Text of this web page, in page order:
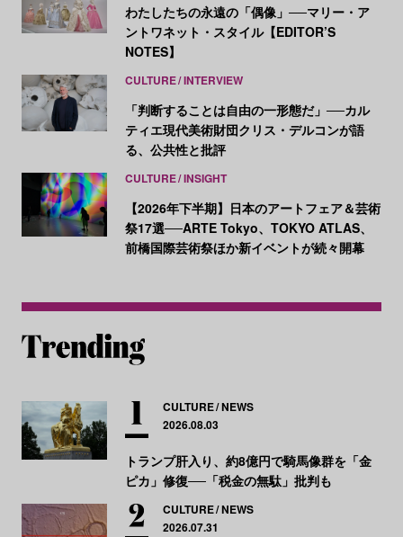
わたしたちの永遠の「偶像」──マリー・ア
ントワネット・スタイル【EDITOR’S
NOTES】
CULTURE INTERVIEW
「判断することは自由の一形態だ」──カル
ティエ現代美術財団クリス・デルコンが語
る、公共性と批評
CULTURE INSIGHT
【2026年下半期】日本のアートフェア＆芸術
祭17選──ARTE Tokyo、TOKYO ATLAS、
前橋国際芸術祭ほか新イベントが続々開幕
CULTURE NEWS
2026.08.03
トランプ肝入り、約8億円で騎馬像群を「金
ピカ」修復──「税金の無駄」批判も
CULTURE NEWS
2026.07.31